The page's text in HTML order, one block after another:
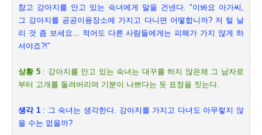
참고 강아지를 안고 있는 숙녀에게 말을 건넨다. "이봐요 아가씨 ,
그 강아지를 공공이용장소에 가지고 다니면 어떻합니까? 저 털 날
리 것 좀 보세요... 적어도 다른 사람들에게는 피해가 가지 않게 하
셔야죠?!"
상황5: 강아지를 안고 있는 숙녀는 대꾸를 하지 않은채 그 남자로
부터 고개를 돌려버리며 기분이 나쁘다는 듯 표정을 짓는다.
생각1: 그 숙녀는 생각한다. 강아지를 가지고 다녀도 아무렇지 않
을 수는 없을까?